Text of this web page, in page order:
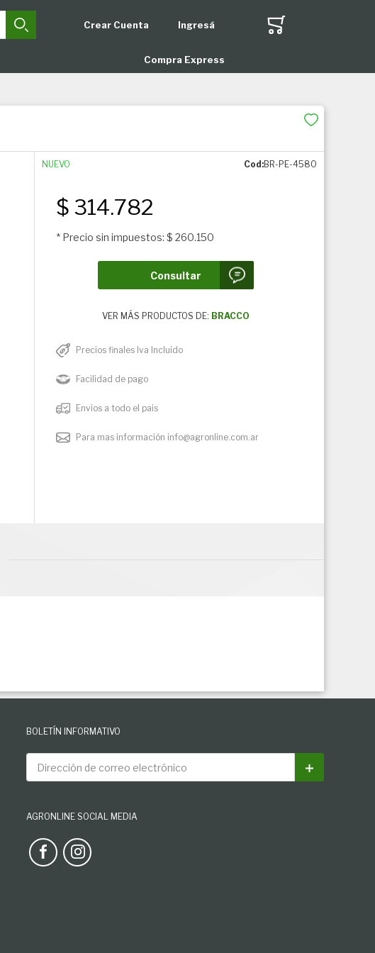
Close searchBuscar Crear Cuenta Ingresá
Compra Express
NUEVO Cod:BR-PE-4580
$ 314.782
* Precio sin impuestos: $ 260.150
Consultar
VER MÁS PRODUCTOS DE: BRACCO
Precios finales Iva Incluido
Facilidad de pago
Envios a todo el pais
Para mas información info@agronline.com.ar
BOLETÍN INFORMATIVO
Dirección de correo electrónico
Suscribirse
AGRONLINE SOCIAL MEDIA
See our Facebook